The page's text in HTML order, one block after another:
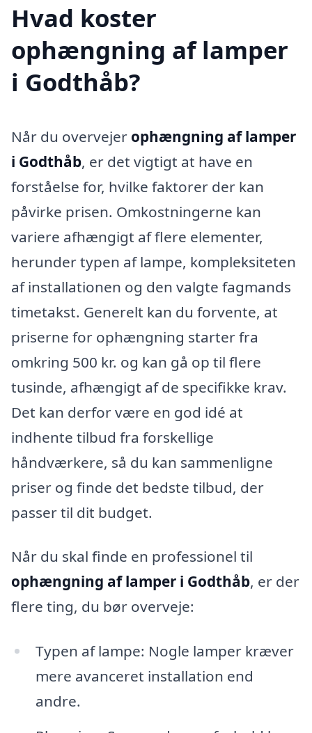
Hvad koster
ophængning af lamper
i Godthåb?
Når du overvejer ophængning af lamper
i Godthåb, er det vigtigt at have en
forståelse for, hvilke faktorer der kan
påvirke prisen. Omkostningerne kan
variere afhængigt af flere elementer,
herunder typen af lampe, kompleksiteten
af installationen og den valgte fagmands
timetakst. Generelt kan du forvente, at
priserne for ophængning starter fra
omkring 500 kr. og kan gå op til flere
tusinde, afhængigt af de specifikke krav.
Det kan derfor være en god idé at
indhente tilbud fra forskellige
håndværkere, så du kan sammenligne
priser og finde det bedste tilbud, der
passer til dit budget.
Når du skal finde en professionel til
ophængning af lamper i Godthåb, er der
flere ting, du bør overveje:
Typen af lampe: Nogle lamper kræver
mere avanceret installation end
andre.